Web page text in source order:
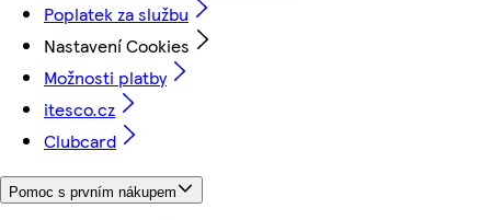
Poplatek za službu
Nastavení Cookies
Možnosti platby
itesco.cz
Clubcard
Pomoc s prvním nákupem